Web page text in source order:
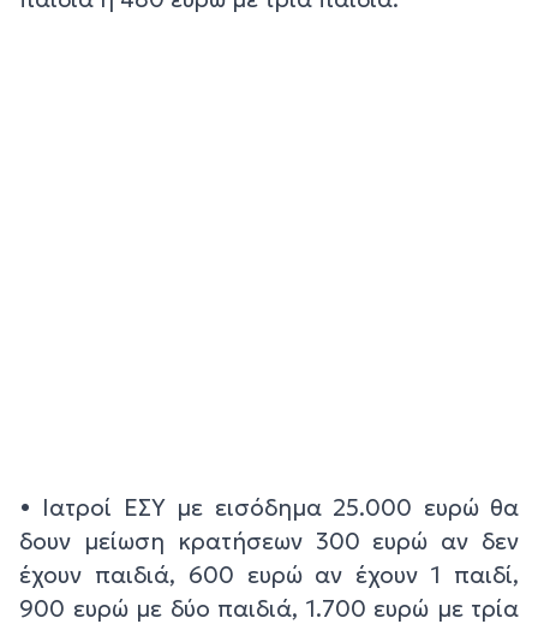
• Ιατροί ΕΣΥ με εισόδημα 25.000 ευρώ θα
δουν μείωση κρατήσεων 300 ευρώ αν δεν
έχουν παιδιά, 600 ευρώ αν έχουν 1 παιδί,
900 ευρώ με δύο παιδιά, 1.700 ευρώ με τρία